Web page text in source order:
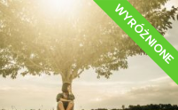
WYRÓŻNIONE